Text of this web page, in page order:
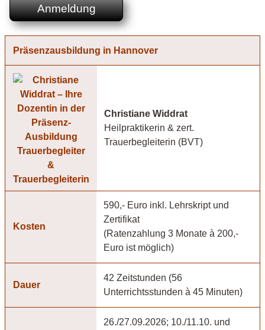
Anmeldung
Präsenzausbildung in Hannover
Christiane Widdrat
Heilpraktikerin & zert.
Trauerbegleiterin (BVT)
Kosten
590,- Euro inkl. Lehrskript und
Zertifikat
(Ratenzahlung 3 Monate à 200,-
Euro ist möglich)
Dauer
42 Zeitstunden (56
Unterrichtsstunden à 45 Minuten)
26./27.09.2026; 10./11.10. und